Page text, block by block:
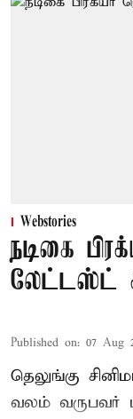
Webstories
நடிகை
லேட்டஸ்ட்
Published on: 07 Aug
தெலுங்கு
வலம் வருபவர்